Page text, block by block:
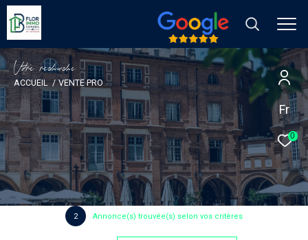
Fr
0
Vore recece
ACCUEIL VENTE PRO
2 Annonce(s) trouvée(s) selon vos critères